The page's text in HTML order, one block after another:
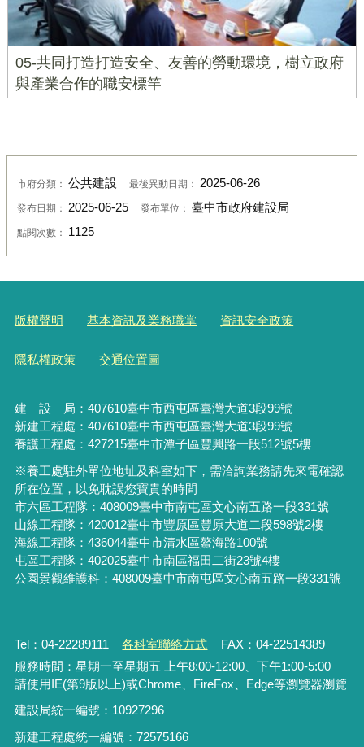
05-共同打造打造安全、友善的勞動環境，樹立政府
與產業合作的職安標竿
市府分類： 公共建設 最後異動日期： 2025-06-26
發布日期： 2025-06-25 發布單位： 臺中市政府建設局
點閱次數： 1125
版權聲明 基本資訊及業務職掌 資訊安全政策
隱私權政策 交通位置圖
建 設 局： 407610臺中市西屯區臺灣大道3段99號
新建工程處：407610臺中市西屯區臺灣大道3段99號
養護工程處：427215臺中市潭子區豐興路一段512號5樓
※養工處駐外單位地址及科室如下，需洽詢業務請先來電確認
所在位置，以免耽誤您寶貴的時間
市六區工程隊：408009臺中市南屯區文心南五路一段331號
山線工程隊：420012臺中市豐原區豐原大道二段598號2樓
海線工程隊：436044臺中市清水區鰲海路100號
屯區工程隊：402025臺中市南區福田二街23號4樓
公園景觀維護科：408009臺中市南屯區文心南五路一段331號
Tel：04-22289111 各科室聯絡方式
FAX：04-22514389
服務時間：星期一至星期五 上午8:00-12:00、下午1:00-5:00
請使用IE(第9版以上)或Chrome、FireFox、Edge等瀏覽器瀏覽
建設局統一編號：10927296
新建工程處統一編號 ： 72575166